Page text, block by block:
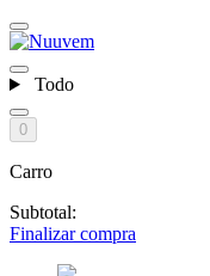
Todo
0
Carro
Subtotal:
Finalizar compra